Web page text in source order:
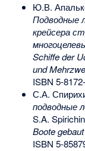
Ю.В.
Подводные
крейсера
Schiffe der
und
ISBN 5-
С.А.
подводные
S.A.
Boote
ISBN 5-